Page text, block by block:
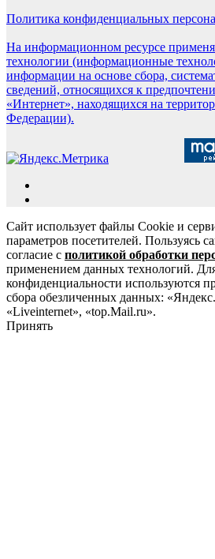
Политика конфиденциальных
На информационном ресурсе
технологии (информационные
информации на основе сбора,
сведений, относящихся к
«Интернет», находящихся на
Федерации).
Сайт использует файлы Cookie и
параметров посетителей. Пользуясь
согласие с политикой обработки
применением данных технологий.
конфиденциальности используются
сбора обезличенных данных:
«Liveinternet», «top.Mail.ru».
Принять